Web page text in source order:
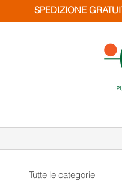
SPEDIZIONE
Tutte le categorie